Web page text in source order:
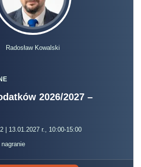
Radosław Kowalski
2026/2027 –
| 13.01.2027 r., 10:00-15:00